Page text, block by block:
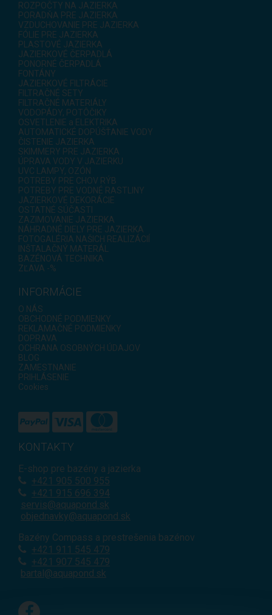
ROZPOČTY NA JAZIERKA
PORADŇA PRE JAZIERKA
VZDUCHOVANIE PRE JAZIERKA
FÓLIE PRE JAZIERKA
PLASTOVÉ JAZIERKA
JAZIERKOVÉ ČERPADLÁ
PONORNÉ ČERPADLÁ
FONTÁNY
JAZIERKOVÉ FILTRÁCIE
FILTRAČNÉ SETY
FILTRAČNÉ MATERIÁLY
VODOPÁDY, POTÔČIKY
OSVETLENIE a ELEKTRIKA
AUTOMATICKÉ DOPÚŠŤANIE VODY
ČISTENIE JAZIERKA
SKIMMERY PRE JAZIERKA
ÚPRAVA VODY V JAZIERKU
UVC LAMPY, OZÓN
POTREBY PRE CHOV RÝB
POTREBY PRE VODNÉ RASTLINY
JAZIERKOVÉ DEKORÁCIE
OSTATNÉ SÚČASTI
ZAZIMOVANIE JAZIERKA
NÁHRADNÉ DIELY PRE JAZIERKA
FOTOGALÉRIA NAŠICH REALIZÁCIÍ
INŠTALAČNÝ MATERÁL
BAZÉNOVÁ TECHNIKA
ZĽAVA -%
INFORMÁCIE
O NÁS
OBCHODNÉ PODMIENKY
REKLAMAČNÉ PODMIENKY
DOPRAVA
OCHRANA OSOBNÝCH ÚDAJOV
BLOG
ZAMESTNANIE
PRIHLÁSENIE
Cookies
KONTAKTY
E-shop pre bazény a jazierka
+421 905 500 955
+421 915 696 394
servis@aquapond.sk
objednavky@aquapond.sk
Bazény Compass a prestrešenia bazénov
+421 911 545 479
+421 907 545 479
bartal@aquapond.sk